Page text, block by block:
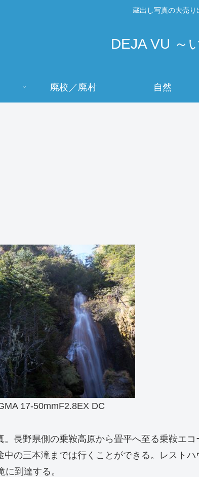
蔵出し写真の大売
DEJA VU ～
廃校／廃村 自然
17-50mmF2.8EX DC
。長野県側の乗鞍高原から畳平へ至る乗鞍エ
中の三本滝までは行くことができる。レスト
到達する。